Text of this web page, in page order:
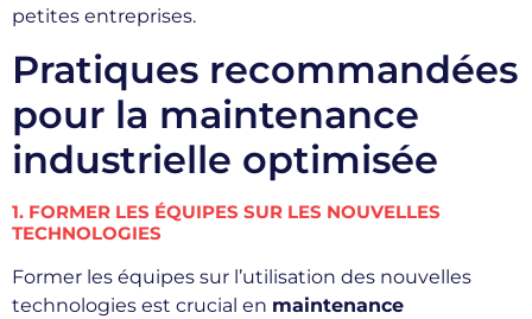
petites entreprises.
Pratiques recommandées
pour la maintenance
industrielle optimisée
1. FORMER LES ÉQUIPES SUR LES NOUVELLES
TECHNOLOGIES
Former les équipes sur l’utilisation des nouvelles
technologies est crucial en maintenance